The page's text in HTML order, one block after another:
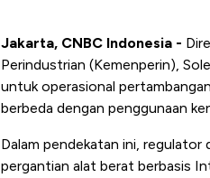
Jakarta, CNBC Indonesia -
Perindustrian (Kemenperin),
untuk operasional
berbeda dengan penggunaan
Dalam pendekatan ini,
pergantian alat berat berbasis